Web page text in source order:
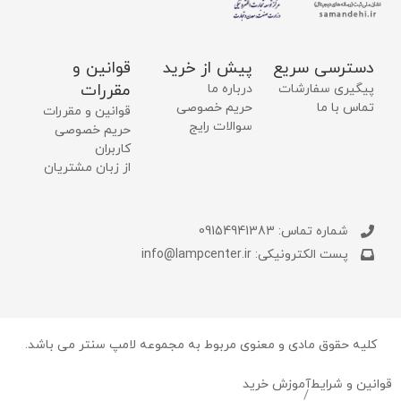
دسترسی سریع
پیگیری سفارشات
تماس با ما
پیش از خرید
درباره ما
حریم خصوصی
سوالات رایج
قوانین و
مقررات
قوانین و مقررات
حریم خصوصی
کاربران
از زبان مشتریان
شماره تماس: 09154941383
پست الکترونیکی: info@lampcenter.ir
کلیه حقوق مادی و معنوی مربوط به مجموعه لامپ سنتر می باشد.
قوانین و شرایط
/
آموزش خرید